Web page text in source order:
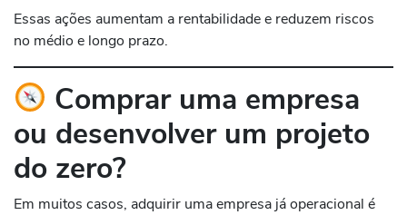
Essas ações aumentam a rentabilidade e reduzem riscos
no médio e longo prazo.
Comprar uma empresa
ou desenvolver um projeto
do zero?
Em muitos casos, adquirir uma empresa já operacional é